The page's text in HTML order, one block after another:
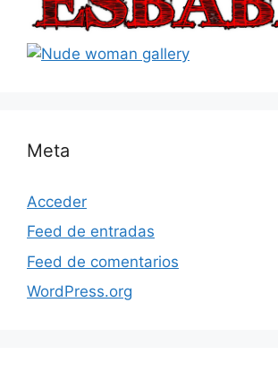
Meta
Acceder
Feed de entradas
Feed de comentarios
WordPress.org